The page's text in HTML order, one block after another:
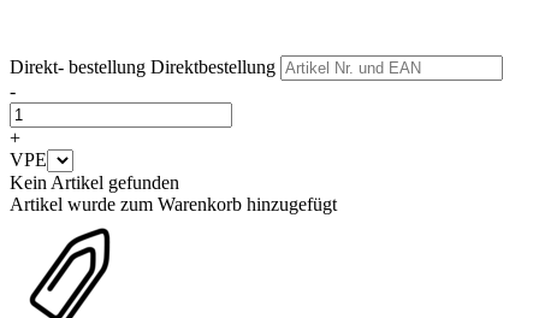
Direkt- bestellung Direktbestellung
-
+
VPE
Kein Artikel gefunden
Artikel wurde zum Warenkorb hinzugefügt